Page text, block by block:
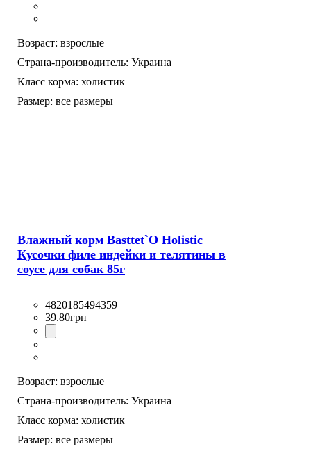
Возраст: взрослые
Страна-производитель: Украина
Класс корма: холистик
Размер: все размеры
Влажный корм Basttet`O Holistic
Кусочки филе индейки и телятины в
соусе для собак 85г
4820185494359
39.80грн
Возраст: взрослые
Страна-производитель: Украина
Класс корма: холистик
Размер: все размеры